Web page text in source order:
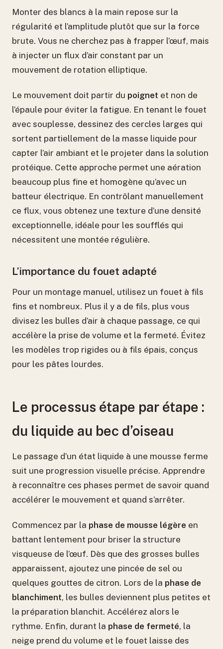
Monter des blancs à la main repose sur la
régularité et l’amplitude plutôt que sur la force
brute. Vous ne cherchez pas à frapper l’œuf, mais
à injecter un flux d’air constant par un
mouvement de rotation elliptique.
Le mouvement doit partir du poignet et non de
l’épaule pour éviter la fatigue. En tenant le fouet
avec souplesse, dessinez des cercles larges qui
sortent partiellement de la masse liquide pour
capter l’air ambiant et le projeter dans la solution
protéique. Cette approche permet une aération
beaucoup plus fine et homogène qu’avec un
batteur électrique. En contrôlant manuellement
ce flux, vous obtenez une texture d’une densité
exceptionnelle, idéale pour les soufflés qui
nécessitent une montée régulière.
L’importance du fouet adapté
Pour un montage manuel, utilisez un fouet à fils
fins et nombreux. Plus il y a de fils, plus vous
divisez les bulles d’air à chaque passage, ce qui
accélère la prise de volume et la fermeté. Évitez
les modèles trop rigides ou à fils épais, conçus
pour les pâtes lourdes.
Le processus étape par étape :
du liquide au bec d’oiseau
Le passage d’un état liquide à une mousse ferme
suit une progression visuelle précise. Apprendre
à reconnaître ces phases permet de savoir quand
accélérer le mouvement et quand s’arrêter.
Commencez par la phase de mousse légère en
battant lentement pour briser la structure
visqueuse de l’œuf. Dès que des grosses bulles
apparaissent, ajoutez une pincée de sel ou
quelques gouttes de citron. Lors de la phase de
blanchiment, les bulles deviennent plus petites et
la préparation blanchit. Accélérez alors le
rythme. Enfin, durant la phase de fermeté, la
neige prend du volume et le fouet laisse des